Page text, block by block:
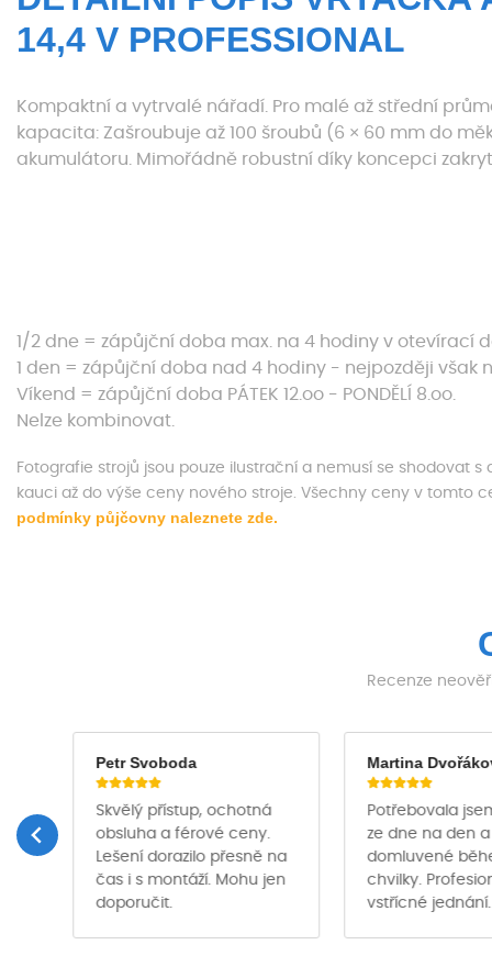
14,4 V PROFESSIONAL
Kompaktní a vytrvalé nářadí. Pro malé až střední
kapacita: Zašroubuje až 100 šroubů (6 × 60 mm do
akumulátoru. Mimořádně robustní díky koncepci
1/2 dne = zápůjční doba max. na 4 hodiny v otevírací
1 den = zápůjční doba nad 4 hodiny - nejpozději však
Víkend = zápůjční doba PÁTEK 12.oo - PONDĚLÍ 8.oo.
Nelze kombinovat.
Fotografie strojů jsou pouze ilustrační a nemusí se shodovat
kauci až do výše ceny nového stroje. Všechny ceny v tomto
podmínky půjčovny naleznete zde.
Recenze
Petr Svoboda
Skvělý přístup, ochotná
obsluha a férové ceny.
Lešení dorazilo přesně na
čas i s montáží. Mohu jen
doporučit.
Martina
Potřebovala
ze dne na den
domluvené
chvilky.
vstřícné jednání.